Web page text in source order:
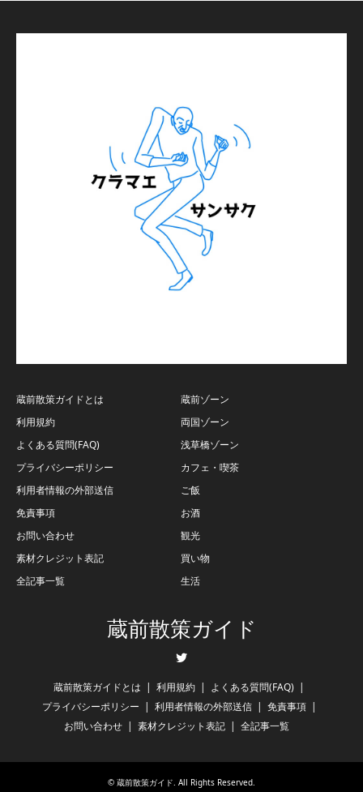
蔵前散策ガイドとは
利用規約
よくある質問(FAQ)
プライバシーポリシー
利用者情報の外部送信
免責事項
お問い合わせ
素材クレジット表記
全記事一覧
蔵前ゾーン
両国ゾーン
浅草橋ゾーン
カフェ・喫茶
ご飯
お酒
観光
買い物
生活
蔵前散策ガイド
蔵前散策ガイドとは 利用規約
よくある質問(FAQ)
プライバシーポリシー
利用者情報の外部送信
免責事項
お問い合わせ
素材クレジット表記 全記事一覧
© 蔵前散策ガイド. All Rights Reserved.